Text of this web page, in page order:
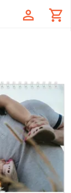
profile shopping_cart